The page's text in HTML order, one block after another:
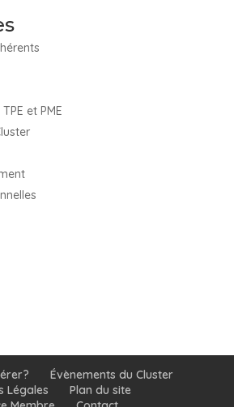
et PME
Évènements du Cluster
Légales
Plan du site